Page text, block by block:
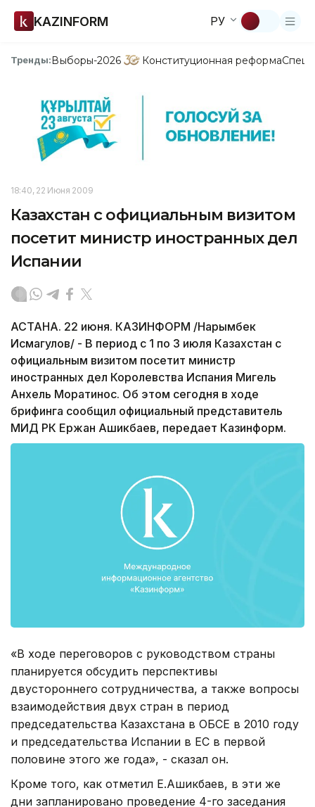
KAZINFORM РУ
Тренды:Выборы-2026 Конституционная реформа
18:40, 22 Июня 2009
Казахстан с официальным визитом
посетит министр иностранных дел
Испании
АСТАНА. 22 июня. КАЗИНФОРМ /Нарымбек
Исмагулов/ - В период с 1 по 3 июля Казахстан с
официальным визитом посетит министр
иностранных дел Королевства Испания Мигель
Анхель Моратинос. Об этом сегодня в ходе
брифинга сообщил официальный представитель
МИД РК Ержан Ашикбаев, передает Казинформ.
«В ходе переговоров с руководством страны
планируется обсудить перспективы
двустороннего сотрудничества, а также вопросы
взаимодействия двух стран в период
председательства Казахстана в ОБСЕ в 2010 году
и председательства Испании в ЕС в первой
половине этого же года», - сказал он.
Кроме того, как отметил Е.Ашикбаев, в эти же
дни запланировано проведение 4-го заседания